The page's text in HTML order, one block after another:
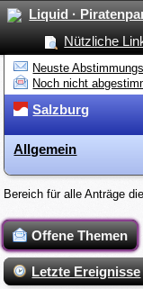
Liquid ·
Nützliche
Neuste
Noch nicht
Salzburg
Allgemein
Bereich für alle Anträge
Offene Themen
Letzte Ereignisse